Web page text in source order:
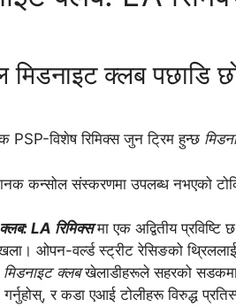
मिडनाइट क्लब पछाडि
PSP-विशेष रिमिक्स जुन ट्रिम हुन्छ
कन्सोल संस्करणमा उपलब्ध नभएको
LA रिमिक्समा एक अद्वितीय प्रविष्टि छ
ओपन-वर्ल्ड स्ट्रीट रेसिङको थ्रिललाई
मिडनाइट क्लबखेलाडीहरूले सहरको सडकमा
र कडा एआई टोलीहरू विरुद्ध